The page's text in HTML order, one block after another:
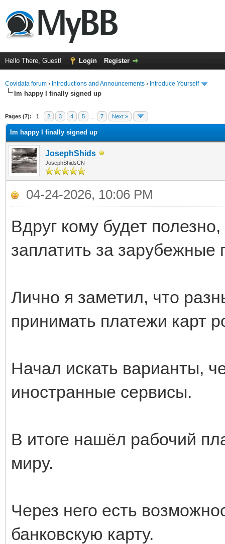
Hello There, Guest! Login Register
Covidata forum › Introductions and Announcements › Introduce Yourself
Im happy I finally signed up
Pages (7): 1 2 3 4 5 7 Next »
Im happy I finally signed up
JosephShids
JosephShidsCN
04-24-2026, 10:06 PM
Вдруг кому будет
заплатить за зарубежные
Лично я заметил, что
принимать платежи карт
Начал искать варианты,
иностранные сервисы.
В итоге нашёл рабочий
миру.
Через него есть
банковскую карту.